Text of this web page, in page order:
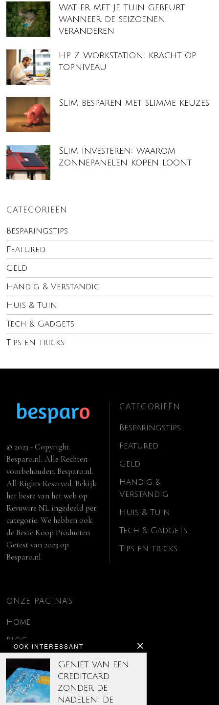
Wat er met je tuin gebeurt
wanneer de seizoenen
veranderen
HP Z Workstation: kracht op
topniveau
Slim besparen met slimme keuzes
Slim investeren: waarom
zonnepanelen kopen loont
CATEGORIEËN
Besparingstips
Featured
Geld
Handig & Verstandig
Huis & Tuin
Tech & Gadgets
Tips en tricks
OOK INTERESSANT
Geniet van een
creditcard
zonder de
nadelen: de
© 2023 - Copyright.
Besparo.nl. Alle Rechten
voorbehouden. Besparo.nl.
All Rights Reserved. Bekijk
het beste van het web op
Revuwire NL ingedeeld per
categorie. We hebben ook
deBeste Koop Producten
Getest van 2023 op
Besparo.nl
CATEGORIEËN
Besparingstips
Featured
Geld
Handig &
Verstandig
Huis & Tuin
Tech & Gadgets
Tips en tricks
ONZE PAGINA’S
Home
Blog
Contact
Disclaimer
Over ons